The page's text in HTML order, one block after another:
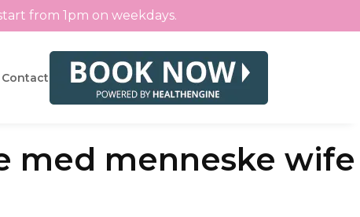
from 1pm on weekdays.
med menneske wife